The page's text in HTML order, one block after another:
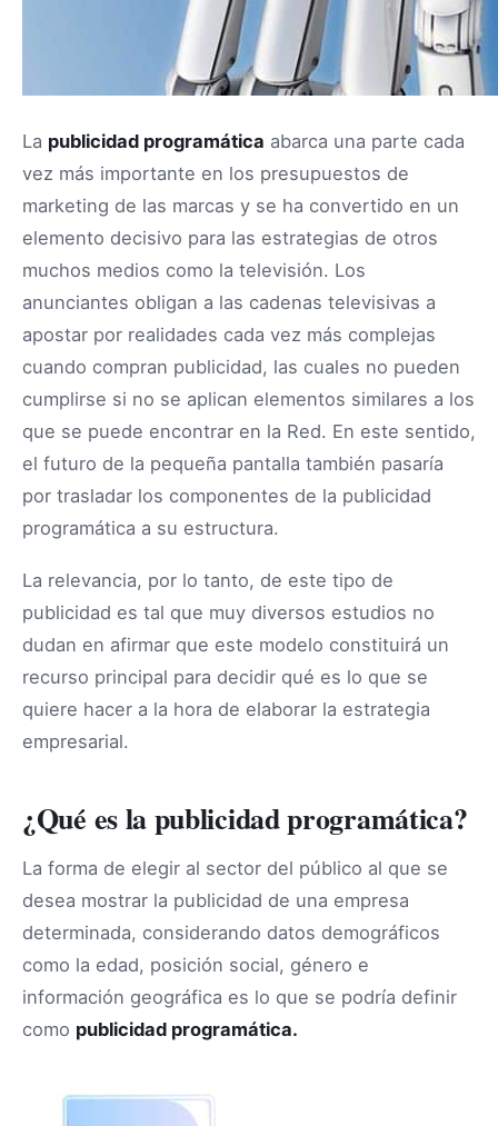
La publicidad programática abarca una parte cada
vez más importante en los presupuestos de
marketing de las marcas y se ha convertido en un
elemento decisivo para las estrategias de otros
muchos medios como la televisión. Los
anunciantes obligan a las cadenas televisivas a
apostar por realidades cada vez más complejas
cuando compran publicidad, las cuales no pueden
cumplirse si no se aplican elementos similares a los
que se puede encontrar en la Red. En este sentido,
el futuro de la pequeña pantalla también pasaría
por trasladar los componentes de la publicidad
programática a su estructura.
La relevancia, por lo tanto, de este tipo de
publicidad es tal que muy diversos estudios no
dudan en afirmar que este modelo constituirá un
recurso principal para decidir qué es lo que se
quiere hacer a la hora de elaborar la estrategia
empresarial.
¿Qué es la publicidad programática?
La forma de elegir al sector del público al que se
desea mostrar la publicidad de una empresa
determinada, considerando datos demográficos
como la edad, posición social, género e
información geográfica es lo que se podría definir
como publicidad programática.